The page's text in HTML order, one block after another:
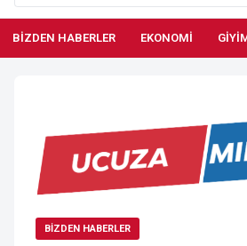
BIZDEN HABERLER EKONOMI
BIZDEN HABERLER